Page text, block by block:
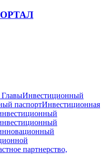
ГлавыИнвестиционный
паспортИнвестиционная
партнерство,